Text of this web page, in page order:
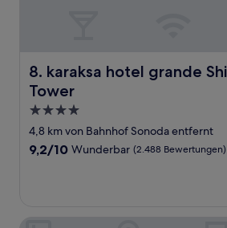
8. karaksa hotel grande
Tower
karaksa hotel grande Shin-Osaka
4.0-
Sterne-
Unterkunft
4,8 km von Bahnhof Sonoda entfernt
9.2
Bewertungen)
9,2/10 Wunderbar (2.488 Bewertungen)